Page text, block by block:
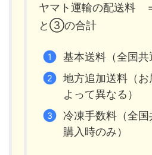
ヤマト運輸の配送
と③の合計
基本送料（全国共
地方追加送料（
よって異なる）
冷凍手数料（全
購入時のみ）